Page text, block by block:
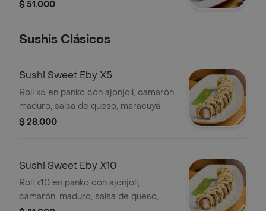
cilantro y masa filo crocante.
$ 51.000
Sushis Clásicos
Sushi Sweet Eby X5
Roll x5 en panko con ajonjolí, camarón,
maduro, salsa de queso, maracuyá.
$ 28.000
Sushi Sweet Eby X10
Roll x10 en panko con ajonjolí,
camarón, maduro, salsa de queso,